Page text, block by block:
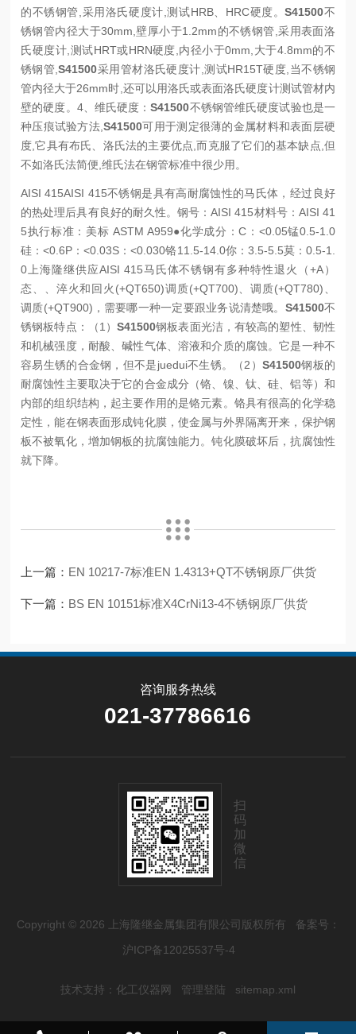
的不锈钢管,采用洛氏硬度计,测试HRB、HRC硬度。S41500不
锈钢管内径大于30mm,壁厚小于1.2mm的不锈钢管,采用表面洛
氏硬度计,测试HRT或HRN硬度,内径小于0mm,大于4.8mm的不
锈钢管,S41500采用管材洛氏硬度计,测试HR15T硬度,当不锈钢
管内径大于26mm时,还可以用洛氏或表面洛氏硬度计测试管材内
壁的硬度。 4、维氏硬度：S41500不锈钢管维氏硬度试验也是一
种压痕试验方法,S41500可用于测定很薄的金属材料和表面层硬
度,它具有布氏、洛氏法的主要优点,而克服了它们的基本缺点,但
不如洛氏法简便,维氏法在钢管标准中很少用。
AISI 415AISI 415不锈钢是具有高耐腐蚀性的马氏体，经过良好
的热处理后具有良好的耐久性。钢号：AISI 415材料号：AISI 41
5执行标准：美标 ASTM A959●化学成分：C：<0.05锰0.5-1.0
硅：<0.6P：<0.03S：<0.030铬11.5-14.0你：3.5-5.5莫：0.5-1.
0 上海隆继供应AISI 415马氏体不锈钢有多种特性退火（+A）
态、、淬火和回火(+QT650)调质(+QT700)、调质(+QT780)、
调质(+QT900)，需要哪一种一定要跟业务说清楚哦。 S41500不
锈钢板特点：
（1）S41500钢板表面光洁，有较高的塑性、韧性
和机械强度，耐酸、碱性气体、溶液和介质的腐蚀。它是一种不
容易生锈的合金钢，但不是juedui不生锈。
（2）S41500钢板的
耐腐蚀性主要取决于它的合金成分（铬、镍、钛、硅、铝等）和
内部的组织结构，起主要作用的是铬元素。铬具有很高的化学稳
定性，能在钢表面形成钝化膜，使金属与外界隔离开来，保护钢
板不被氧化，增加钢板的抗腐蚀能力。钝化膜破坏后，抗腐蚀性
就下降。
上一篇： EN 10217-7标准EN 1.4313+QT不锈钢原厂供货
下一篇： BS EN 10151标准X4CrNi13-4不锈钢原厂供货
咨询服务热线
021-37786616
扫
码
加
微
信
Copyright © 2026 上海隆继金属集团有限公司版权所有 备案号：
沪ICP备12025537号-4
技术支持： 化工仪器网 管理登陆 sitemap.xml